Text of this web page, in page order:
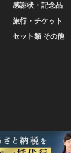
感謝状・記念品
旅行・チケット
セット類 その他